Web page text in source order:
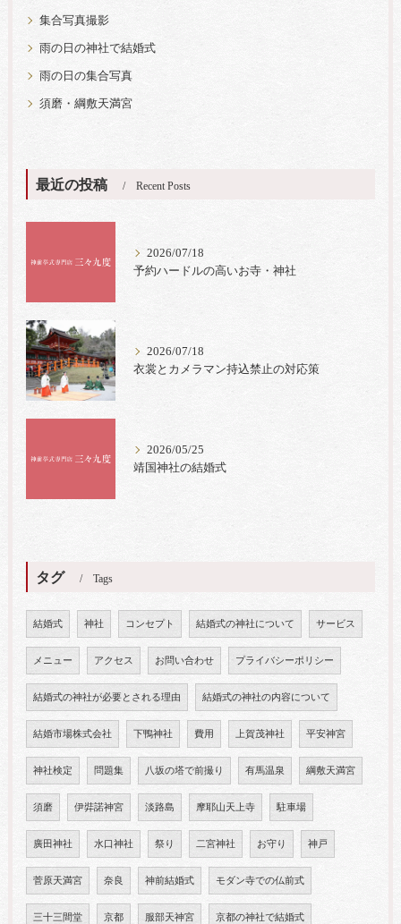
集合写真撮影
雨の日の神社で結婚式
雨の日の集合写真
須磨・綱敷天満宮
最近の投稿 Recent Posts
2026/07/18
予約ハードルの高いお寺・神社
2026/07/18
衣裳とカメラマン持込禁止の対応策
2026/05/25
靖国神社の結婚式
タグ Tags
結婚式 神社 コンセプト 結婚式の神社について サービス
メニュー アクセス お問い合わせ プライバシーポリシー
結婚式の神社が必要とされる理由 結婚式の神社の内容について
結婚市場株式会社 下鴨神社 費用 上賀茂神社 平安神宮
神社検定 問題集 八坂の塔で前撮り 有馬温泉 綱敷天満宮
須磨 伊弉諾神宮 淡路島 摩耶山天上寺 駐車場
廣田神社 水口神社 祭り 二宮神社 お守り 神戸
菅原天満宮 奈良 神前結婚式 モダン寺での仏前式
三十三間堂 京都 服部天神宮 京都の神社で結婚式